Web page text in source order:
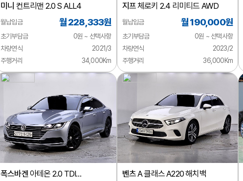
미니 컨트리맨 2.0 S ALL4
월납입금 월 228,333원
초기부담금
0원 ~ 선택사항
차량연식
2021/3
주행거리
34,000Km
지프체로키 2.4 리미티드 AWD
월납입금 월 190,000원
초기부담금
0원 ~ 선택사항
차량연식
2023/2
주행거리
36,000Km
폭스바겐 아테온 2.0 TDI
벤츠A 클래스 A220 해치백